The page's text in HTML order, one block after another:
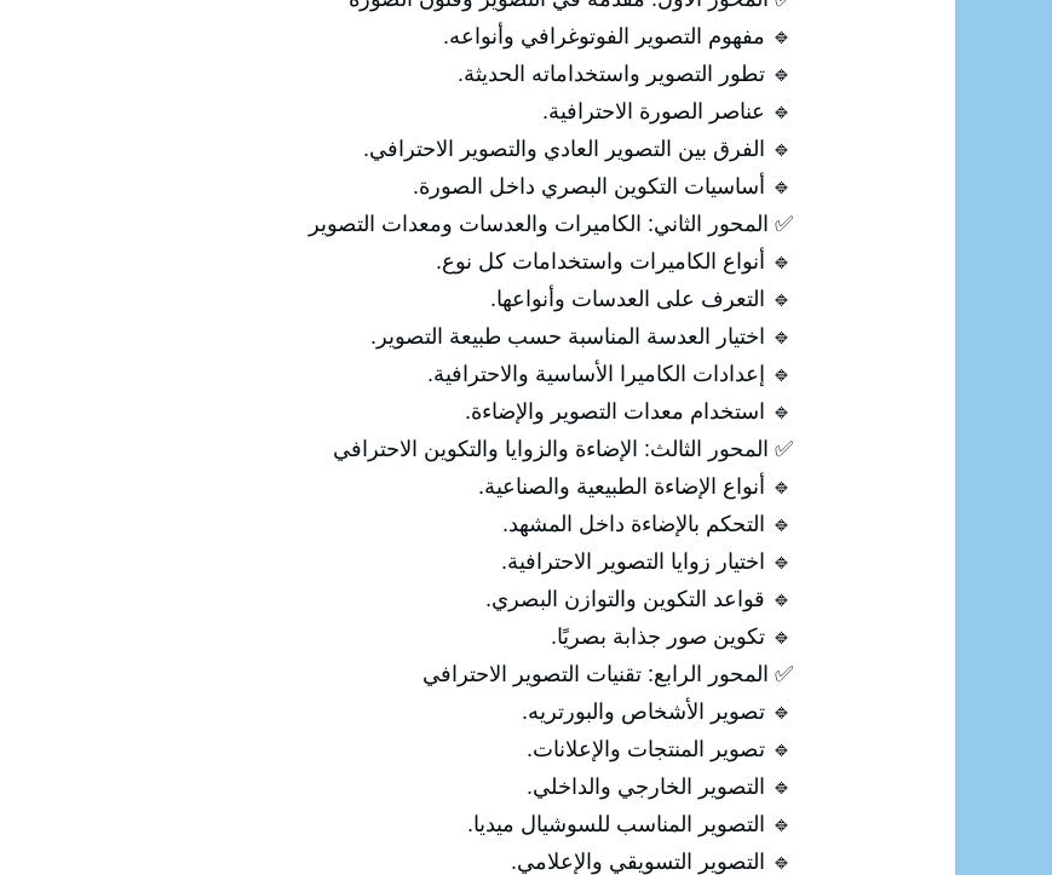
🔹 مفهوم التصوير الفوتوغرافي وأنواعه.
🔹 تطور التصوير واستخداماته الحديثة.
🔹 عناصر الصورة الاحترافية.
🔹 الفرق بين التصوير العادي والتصوير الاحترافي.
🔹 أساسيات التكوين البصري داخل الصورة.
✅ المحور الثاني: الكاميرات والعدسات ومعدات التصوير
🔹 أنواع الكاميرات واستخدامات كل نوع.
🔹 التعرف على العدسات وأنواعها.
🔹 اختيار العدسة المناسبة حسب طبيعة التصوير.
🔹 إعدادات الكاميرا الأساسية والاحترافية.
🔹 استخدام معدات التصوير والإضاءة.
✅ المحور الثالث: الإضاءة والزوايا والتكوين الاحترافي
🔹 أنواع الإضاءة الطبيعية والصناعية.
🔹 التحكم بالإضاءة داخل المشهد.
🔹 اختيار زوايا التصوير الاحترافية.
🔹 قواعد التكوين والتوازن البصري.
🔹 تكوين صور جذابة بصريًا.
✅ المحور الرابع: تقنيات التصوير الاحترافي
🔹 تصوير الأشخاص والبورتريه.
🔹 تصوير المنتجات والإعلانات.
🔹 التصوير الخارجي والداخلي.
🔹 التصوير المناسب للسوشيال ميديا.
🔹 التصوير التسويقي والإعلامي.